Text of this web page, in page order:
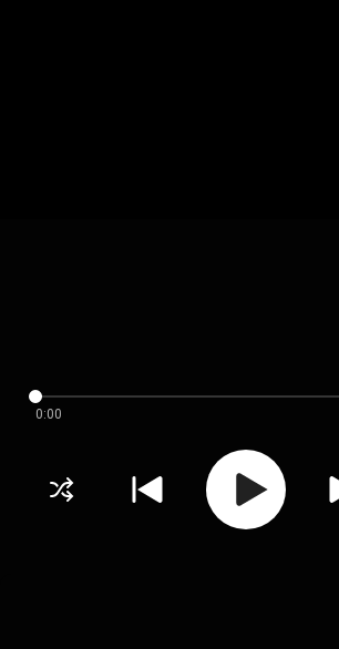
0:00